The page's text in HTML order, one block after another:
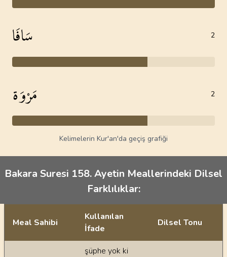
سَافَا 2
مَرْوَة 2
Kelimelerin Kur'an'da geçiş grafiği
Bakara Suresi 158. Ayetin Meallerindeki Dilsel
Farklılıklar:
Ayetin meallerindeki dilsel farklılıklar
Meal Sahibi
Kullanılan
İfade
Dilsel Tonu
şüphe yok ki